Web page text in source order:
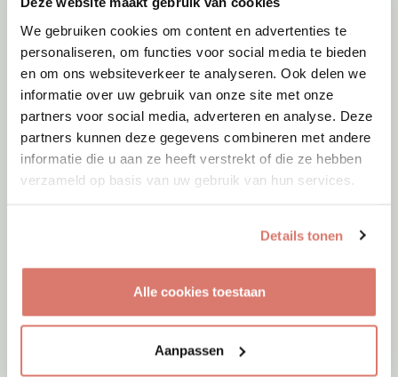
We gebruiken cookies om content en advertenties te
personaliseren, om functies voor social media te bieden
en om ons websiteverkeer te analyseren. Ook delen we
informatie over uw gebruik van onze site met onze
partners voor social media, adverteren en analyse. Deze
partners kunnen deze gegevens combineren met andere
informatie die u aan ze heeft verstrekt of die ze hebben
verzameld op basis van uw gebruik van hun services.
Details tonen
Alle cookies toestaan
Aanpassen
Adoptie06-08-2026
Shiva